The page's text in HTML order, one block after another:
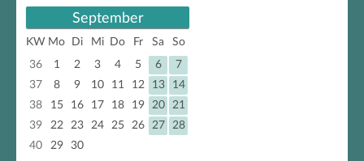
September
KW Mo Di Mi Do Fr Sa
So
36
1 2 3 4 5 6
7
37
8 9 10 11 12 13
14
38
15 16 17 18 19 20
21
39
22 23 24 25 26 27
28
40
29 30